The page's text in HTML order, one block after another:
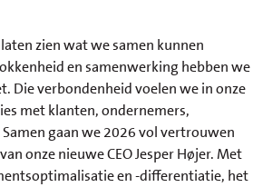
zien wat we samen kunnen
en samenwerking hebben we
Die verbondenheid voelen we in onze
met klanten, ondernemers,
gaan we 2026 vol vertrouwen
onze nieuwe CEO Jesper Højer. Met
en -differentiatie, het